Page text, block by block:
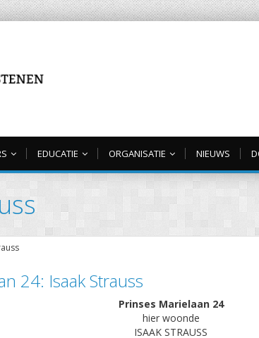
EDUCATIE ORGANISATIE NIEUWS
24: Isaak Strauss
Prinses Marielaan 24
hier woonde
ISAAK STRAUSS